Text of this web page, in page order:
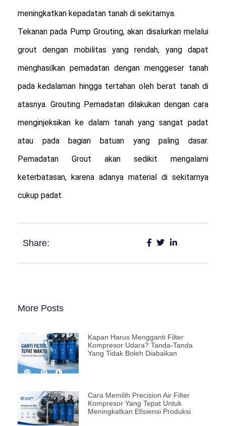
meningkatkan kepadatan tanah di sekitarnya.
Tekanan pada Pump Grouting, akan disalurkan melalui
grout dengan mobilitas yang rendah, yang dapat
menghasilkan pemadatan dengan menggeser tanah
pada kedalaman hingga tertahan oleh berat tanah di
atasnya. Grouting Pemadatan dilakukan dengan cara
menginjeksikan ke dalam tanah yang sangat padat
atau pada bagian batuan yang paling dasar.
Pemadatan Grout akan sedikit mengalami
keterbatasan, karena adanya material di sekitarnya
cukup padat.
Share:
More Posts
Kapan Harus Mengganti Filter
Kompresor Udara? Tanda-Tanda
Yang Tidak Boleh Diabaikan
Cara Memilih Precision Air Filter
Kompresor Yang Tepat Untuk
Meningkatkan Efisiensi Produksi